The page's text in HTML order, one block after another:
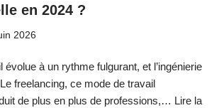
en 2024 ?
2026
évolue à un rythme fulgurant, et l’ingénierie
freelancing, ce mode de travail
de plus en plus de professions,… Lire la